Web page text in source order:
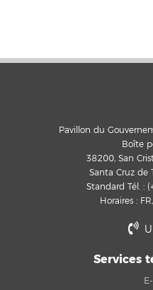
Pavillon du
Boîte
38200, San
Santa Cruz de
Standard Tél. :
Horaires :
Services